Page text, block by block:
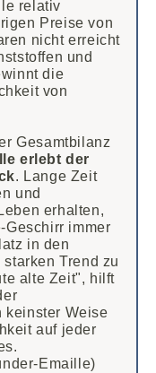
relativ
Preise von
nicht erreicht
und
die
von
Gesamtbilanz
erlebt der
. Lange Zeit
und
erhalten,
Geschirr immer
in den
Trend zu
alte Zeit", hilft
keinster Weise
auf jeder
Emaille)